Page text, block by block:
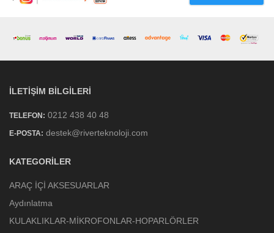
İLETIŞIM BILGILERI
TELEFON: 0212 438 40 48
E-POSTA: destek@riverteknoloji.com
KATEGORILER
ARAÇ İÇİ AKSESUARLAR
Aydınlatma
KULAKLIKLAR-MİKROFONLAR-HOPARLÖRLER